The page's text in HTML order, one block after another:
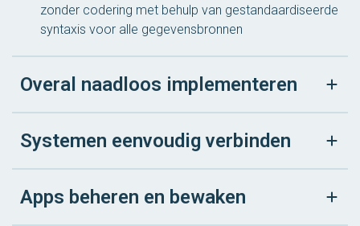
zonder codering met behulp van gestandaardiseerde
syntaxis voor alle gegevensbronnen
Overal naadloos implementeren
Systemen eenvoudig verbinden
Apps beheren en bewaken